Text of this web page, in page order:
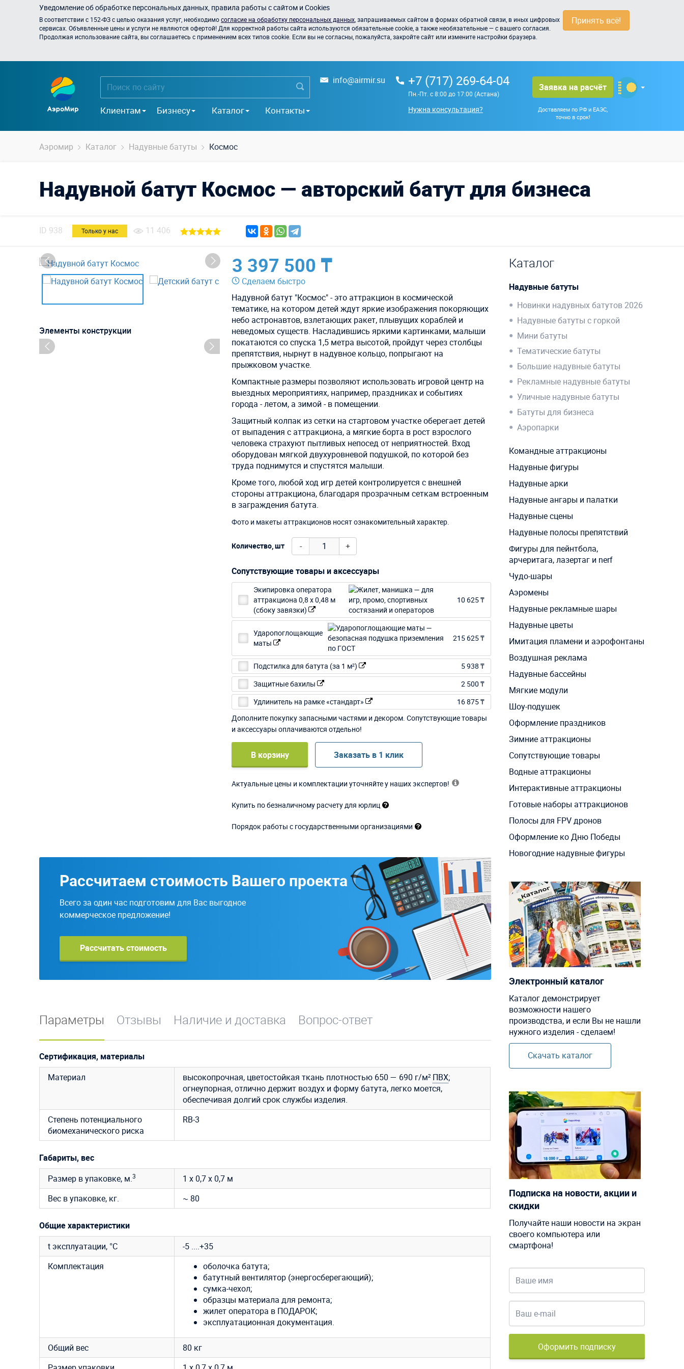
Принять всё!
Уведомление об обработке персональных данных, правила работы с сайтом и Cookies
В соответствии с 152-ФЗ с целью оказания услуг, необходимосогласие на обработку персональных данных , запрашиваемых сайтом в формах обратной связи, в иных цифровых
сервисах. Объявленные цены и услуги не являются офертой! Для корректной работы сайта используются обязательные cookie, а также необязательные — с вашего согласия.
Продолжая использование сайта, вы соглашаетесь с применением всех типов cookie. Если вы не согласны, пожалуйста, закройте сайт или измените настройки браузера.
Клиентам Бизнесу Каталог Контакты
info@airmir.su +7 (717) 269-64-04
Пн.-Пт. с 8:00 до 17:00 (Астана)
Нужна консультация?
Заявка на расчёт
Доставляем по РФ и ЕАЭС,
точно в срок!
Аэромир Каталог Надувные батуты Космос
Надувной батут Космос — авторский батут для бизнеса
ID 938 Только у нас 11 406
Элементы конструкции
3 397 500 ₸
Сделаем быстро
Надувной батут "Космос" - это аттракцион в космической
тематике, на котором детей ждут яркие изображения покоряющих
небо астронавтов, взлетающих ракет, плывущих кораблей и
неведомых существ. Насладившись яркими картинками, малыши
покатаются со спуска 1,5 метра высотой, пройдут через столбцы
препятствия, нырнут в надувное кольцо, попрыгают на
прыжковом участке.
Компактные размеры позволяют использовать игровой центр на
выездных мероприятиях, например, праздниках и событиях
города - летом, а зимой - в помещении.
Защитный колпак из сетки на стартовом участке оберегает детей
от выпадения с аттракциона, а мягкие борта в рост взрослого
человека страхуют пытливых непосед от неприятностей. Вход
оборудован мягкой двухуровневой подушкой, по которой без
труда поднимутся и спустятся малыши.
Кроме того, любой ход игр детей контролируется с внешней
стороны аттракциона, благодаря прозрачным сеткам встроенным
в заграждения батута.
Фото и макеты аттракционов носят ознакомительный характер.
Количество, шт - +
Сопутствующие товары и аксессуары
Экипировка оператора
аттракциона 0,8 х 0,48 м
(сбоку завязки)
10 625 ₸
Ударопоглощающие
маты
215 625 ₸
Подстилка для батута (за 1 м²)
5 938 ₸
Защитные бахилы
2 500 ₸
Удлинитель на рамке «стандарт»
16 875 ₸
Дополните покупку запасными частями и декором. Сопутствующие товары
и аксессуары оплачиваются отдельно!
В корзину Заказать в 1 клик
Актуальные цены и комплектации уточняйте у наших экспертов!
Купить по безналичному расчету для юрлиц
Порядок работы с государственными организациями
Рассчитаем стоимость Вашего проекта
Всего за один час подготовим для Вас выгодное
коммерческое предложение!
Рассчитать стоимость
Параметры Отзывы Наличие и доставка Вопрос-ответ
Сертификация, материалы
Материал
высокопрочная, цветостойкая ткань плотностью 650 — 690 г/м² ПВХ;
огнеупорная, отлично держит воздух и форму батута, легко моется,
обеспечивая долгий срок службы изделия.
Степень потенциального
биомеханического риска
RB-3
Габариты, вес
Размер в упаковке, м.3
1 х 0,7 х 0,7 м
Вес в упаковке, кг.
~ 80
Общие характеристики
t эксплуатации, °C
-5 ....+35
Комплектация
оболочка батута;
батутный вентилятор (энергосберегающий);
сумка-чехол;
образцы материала для ремонта;
жилет оператора в ПОДАРОК;
эксплуатационная документация.
Общий вес
80 кг
Каталог
Надувные батуты
Новинки надувных батутов 2026
Надувные батуты с горкой
Мини батуты
Тематические батуты
Большие надувные батуты
Рекламные надувные батуты
Уличные надувные батуты
Батуты для бизнеса
Аэропарки
Командные аттракционы
Надувные фигуры
Надувные арки
Надувные ангары и палатки
Надувные сцены
Надувные полосы препятствий
Фигуры для пейнтбола,
арчеритага, лазертаг и nerf
Чудо-шары
Аэромены
Надувные рекламные шары
Надувные цветы
Имитация пламени и аэрофонтаны
Воздушная реклама
Надувные бассейны
Мягкие модули
Шоу-подушек
Оформление праздников
Зимние аттракционы
Сопутствующие товары
Водные аттракционы
Интерактивные аттракционы
Готовые наборы аттракционов
Полосы для FPV дронов
Оформление ко Дню Победы
Новогодние надувные фигуры
Электронный каталог
Каталог демонстрирует
возможности нашего
производства, и если Вы не нашли
нужного изделия - сделаем!
Скачать каталог
Подписка на новости, акции и
скидки
Получайте наши новости на экран
своего компьютера или
смартфона!
Оформить подписку